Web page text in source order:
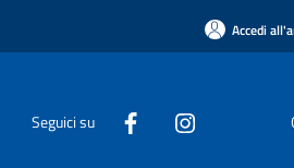
Accedi
Seguici su